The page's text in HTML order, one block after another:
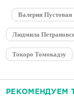
Валерия Пустовая
Людмила
Токоро Томокадзу
РЕКОМЕНДУЕМ